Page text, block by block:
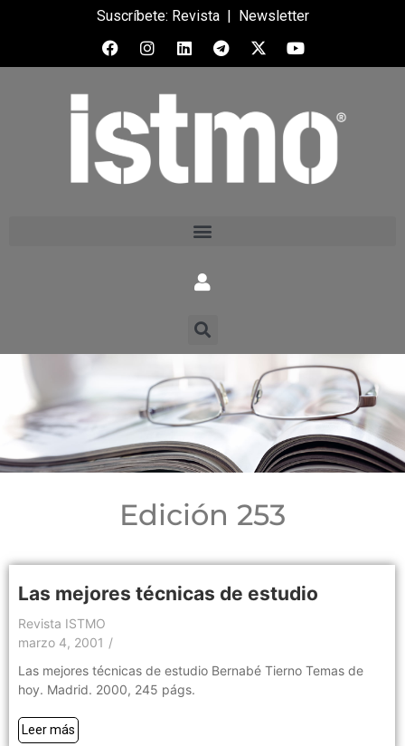
Suscríbete: Revista| Newsletter
Edición 253
Las mejores técnicas de estudio
Revista ISTMO
marzo 4, 2001 /
Las mejores técnicas de estudio Bernabé Tierno Temas de
hoy. Madrid. 2000, 245 págs.
Leer más